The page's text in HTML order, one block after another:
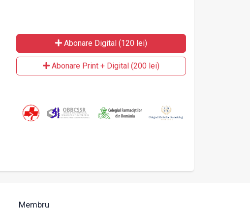
Abonare Digital (120 lei)
Abonare Print + Digital (200 lei)
Membru